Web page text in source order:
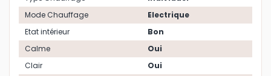
Mode Chauffage
Electrique
Etat intérieur
Bon
Calme
Oui
Clair
Oui